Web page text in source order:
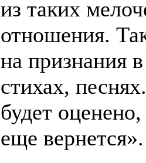
из таких
отношения.
на признания
стихах,
будет
еще вернется».